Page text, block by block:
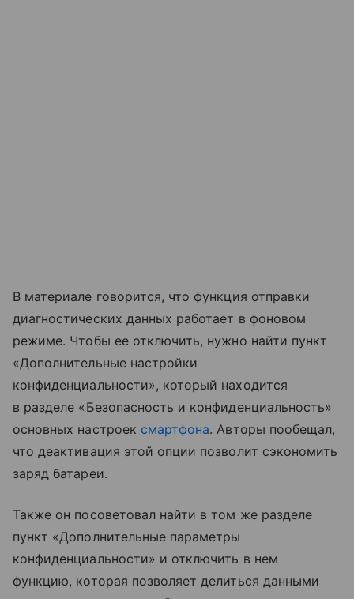
В материале говорится, что функция отправки
диагностических данных работает в фоновом
режиме. Чтобы ее отключить, нужно найти пункт
«Дополнительные настройки
конфиденциальности», который находится
в разделе «Безопасность и конфиденциальность»
основных настроек смартфона. Авторы пообещал,
что деактивация этой опции позволит сэкономить
заряд батареи.
Также он посоветовал найти в том же разделе
пункт «Дополнительные параметры
конфиденциальности» и отключить в нем
функцию, которая позволяет делиться данными